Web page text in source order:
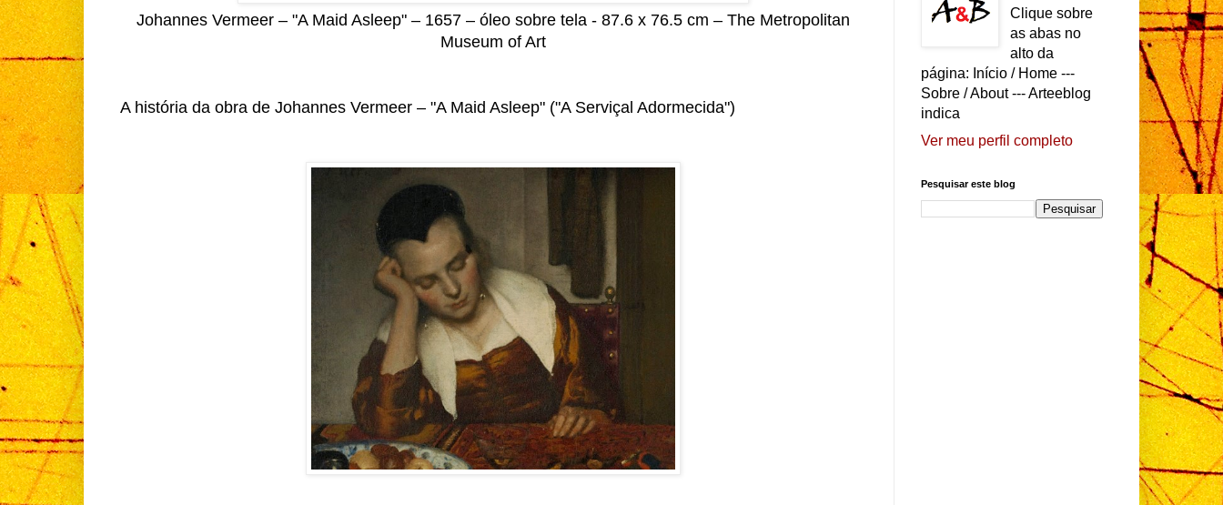
Johannes Vermeer – "A Maid Asleep" – 1657 – óleo sobre tela - 87.6 x 76.5 cm – The Metropolitan
Museum of Art
A história da obra de Johannes Vermeer – "A Maid Asleep" ("A Serviçal Adormecida")
Clique sobre
as abas no
alto da
página: Início / Home ---
Sobre / About --- Arteeblog
indica
Ver meu perfil completo
Pesquisar este blog